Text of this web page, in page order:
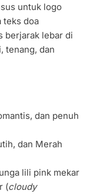
untuk logo
teks doa
berjarak lebar di
tenang, dan
dan penuh
dan Merah
lili pink mekar
(cloudy